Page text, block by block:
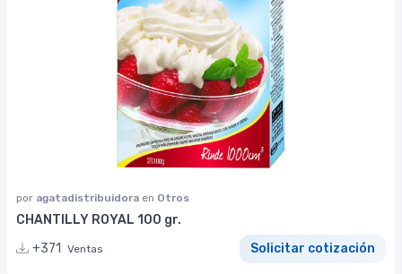
por agatadistribuidora en Otros
CHANTILLY ROYAL 100 gr.
+371
Ventas Solicitar cotización